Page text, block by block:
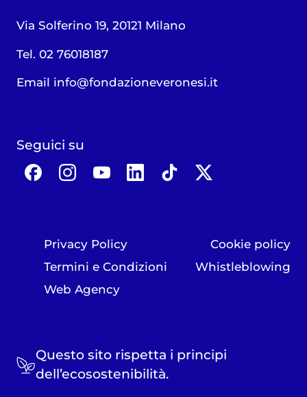
Via Solferino 19, 20121 Milano
Tel. 02 76018187
Email info@fondazioneveronesi.it
Seguici su
Privacy Policy
Cookie policy
Termini e Condizioni
Whistleblowing
Web Agency
Questo sito rispetta i principi
dell’ecosostenibilità.